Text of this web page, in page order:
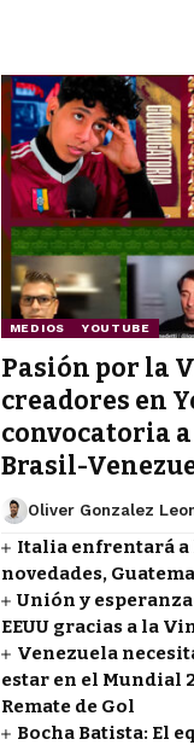
MEDIOS YOUTUBE
Pasión por la
creadores en
convocatoria
Brasil-
Oliver Gonzalez
Italia enfrentará
novedades,
Unión y
EEUU gracias a la
Venezuela
estar en el Mundial
Remate de Gol
Bocha Batista: El